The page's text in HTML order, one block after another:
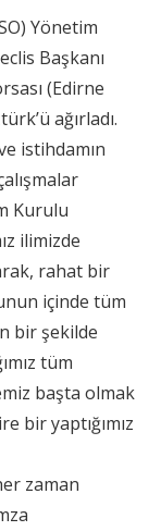
Yönetim
Başkanı
(Edirne
ağırladı.
istihdamın
Kurulu
ilimizde
rahat bir
içinde tüm
bir şekilde
tüm
başta olmak
bir yaptığımız
zaman